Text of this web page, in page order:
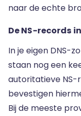
naar de echte
De NS-records
In je eigen DNS-
staan nog een
autoritatieve NS-
bevestigen
Bij de meeste